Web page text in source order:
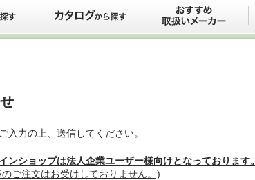
入力の上、送信してください。
ンショップは法人企業ユーザー様向けとなっております。
ご注文はお受けしておりません。)